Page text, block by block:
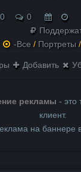
0 0
-Все / Портреты /
Добавить
рекламы - это
клиент.
на баннере в